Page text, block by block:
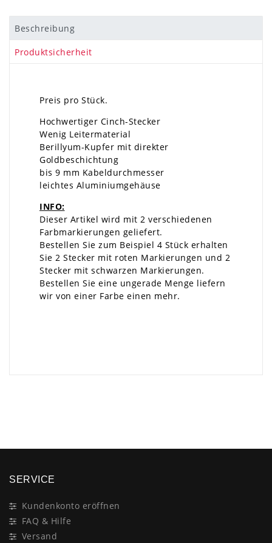
Beschreibung
Produktsicherheit
Preis pro Stück.
Hochwertiger Cinch-Stecker
Wenig Leitermaterial
Berillyum-Kupfer mit direkter
Goldbeschichtung
bis 9 mm Kabeldurchmesser
leichtes Aluminiumgehäuse
INFO:
Dieser Artikel wird mit 2 verschiedenen
Farbmarkierungen geliefert.
Bestellen Sie zum Beispiel 4 Stück erhalten
Sie 2 Stecker mit roten Markierungen und 2
Stecker mit schwarzen Markierungen.
Bestellen Sie eine ungerade Menge liefern
wir von einer Farbe einen mehr.
SERVICE
Kundenkonto eröffnen
FAQ & Hilfe
Versand